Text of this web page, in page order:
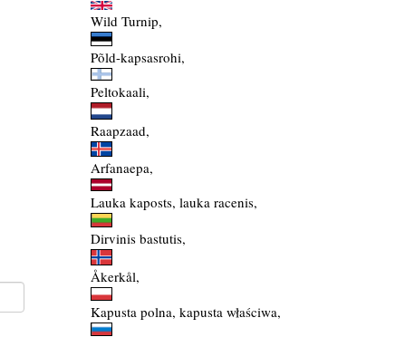
Wild Turnip,
Põld-kapsasrohi,
Peltokaali,
Raapzaad,
Arfanaepa,
Lauka kaposts, lauka racenis,
Dirvinis bastutis,
Åkerkål,
Kapusta polna, kapusta właściwa,